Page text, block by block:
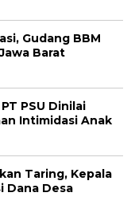
Gudang BBM
Barat
PSU Dinilai
Intimidasi Anak
Taring, Kepala
Dana Desa